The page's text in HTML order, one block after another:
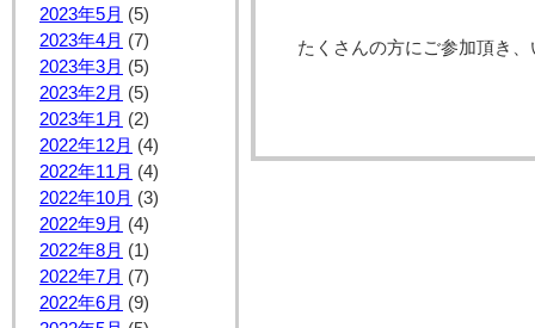
2023年5月 (5)
2023年4月 (7)
2023年3月 (5)
2023年2月 (5)
2023年1月 (2)
2022年12月 (4)
2022年11月 (4)
2022年10月 (3)
2022年9月 (4)
2022年8月 (1)
2022年7月 (7)
2022年6月 (9)
たくさんの方にご参加頂き